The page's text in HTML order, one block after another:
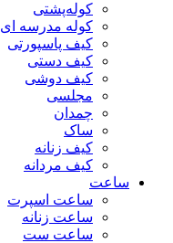
کوله‌پشتی
کوله مدرسه ای
کیف پاسپورتی
کیف دستی
کیف دوشی
مجلسی
چمدان
ساک
کیف زنانه
کیف مردانه
ساعت
ساعت اسپرت
ساعت زنانه
ساعت ست